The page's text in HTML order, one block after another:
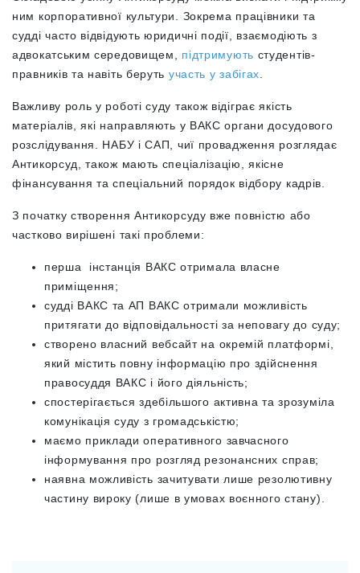
ним корпоративної культури. Зокрема працівники та
судді часто відвідують юридичні події, взаємодіють з
адвокатським середовищем, підтримують студентів-
правників та навіть беруть участь у забігах
Важливу роль у роботі суду також відіграє якість
матеріалів, які направляють у ВАКС органи досудового
розслідування. НАБУ і САП, чиї провадження розглядає
Антикорсуд, також мають спеціалізацію, якісне
фінансування та спеціальний порядок відбору кадрів.
З початку створення Антикорсуду вже повністю або
частково вирішені такі проблеми:
перша інстанція ВАКС отримала власне
приміщення;
судді ВАКС та АП ВАКС отримали можливість
притягати до відповідальності за неповагу до суду;
створено власний вебсайт на окремій платформі,
який містить повну інформацію про здійснення
правосуддя ВАКС і його діяльність;
спостерігається здебільшого активна та зрозуміла
комунікація суду з громадськістю;
маємо приклади оперативного завчасного
інформування про розгляд резонансних справ;
наявна можливість зачитувати лише резолютивну
частину вироку (лише в умовах воєнного стану).